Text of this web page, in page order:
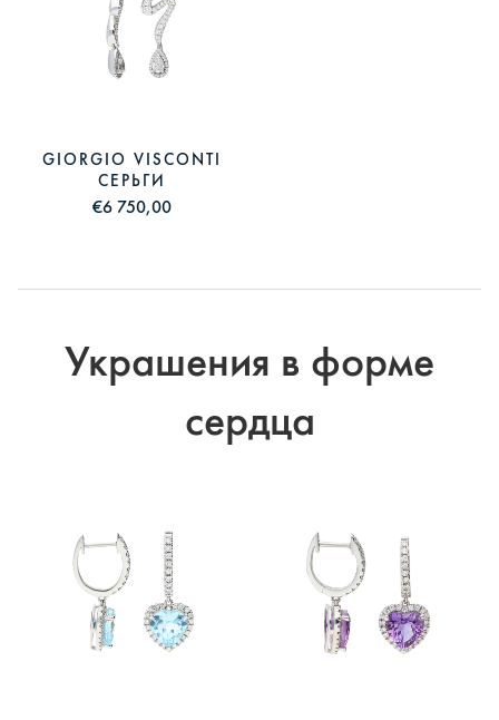
GIORGIO VISCONTI
СЕРЬГИ
€6 750,00
Украшения в форме
сердца